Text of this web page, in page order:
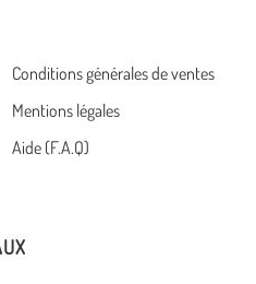
Conditions générales de ventes
Mentions légales
Aide (F.A.Q)